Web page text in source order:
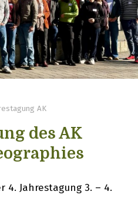
AK
des AK
4. Jahrestagung 3. – 4.